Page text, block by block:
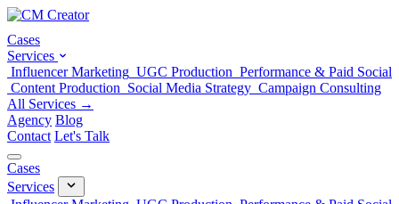
Cases
Services
Influencer Marketing UGC Production Performance & Paid Social
Content Production Social Media Strategy Campaign Consulting
All Services →
Agency Blog
Contact Let's Talk
Cases
Services